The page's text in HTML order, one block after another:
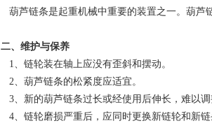
葫芦链条是起重机械中重要的装置之一。葫芦
二、维护与保养
1、链轮装在轴上应没有歪斜和摆动。
2、葫芦链条的松紧度应适宜。
3、新的葫芦链条过长或经使用后伸长，难以
4、链轮磨损严重后，应同时更换新链轮和新链